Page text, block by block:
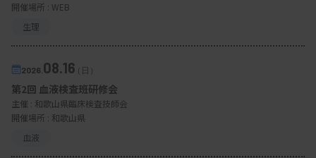
開催場所 : WEB
生理
2026. 08.16（日）
第2回 血液検査班研修会
主催 : 和歌山県臨床検査技師会
開催場所 : 和歌山県
血液